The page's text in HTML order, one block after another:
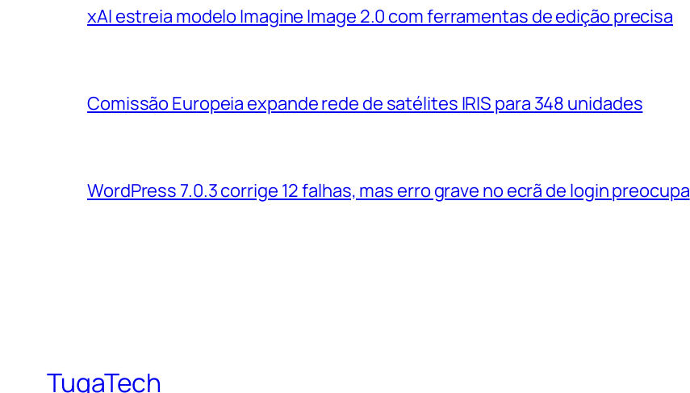
xAI estreia modelo Imagine Image 2.0 com ferramentas de edição precisa
Comissão Europeia expande rede de satélites IRIS para 348 unidades
WordPress 7.0.3 corrige 12 falhas, mas erro grave no ecrã de login preocupa
TugaTech